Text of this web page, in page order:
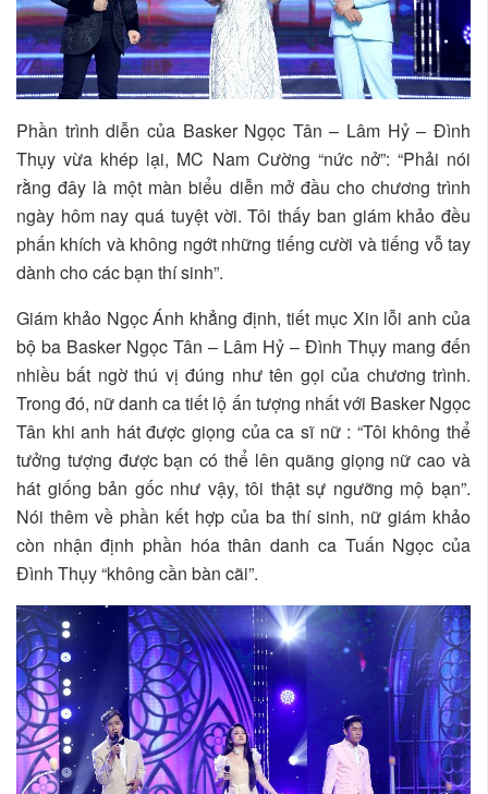
Phần trình diễn của Basker Ngọc Tân – Lâm Hỷ – Đình
Thụy vừa khép lại, MC Nam Cường “nức nở”: “Phải nói
rằng đây là một màn biểu diễn mở đầu cho chương trình
ngày hôm nay quá tuyệt vời. Tôi thấy ban giám khảo đều
phấn khích và không ngớt những tiếng cười và tiếng vỗ tay
dành cho các bạn thí sinh”.
Giám khảo Ngọc Ánh khẳng định, tiết mục Xin lỗi anh của
bộ ba Basker Ngọc Tân – Lâm Hỷ – Đình Thụy mang đến
nhiều bất ngờ thú vị đúng như tên gọi của chương trình.
Trong đó, nữ danh ca tiết lộ ấn tượng nhất với Basker Ngọc
Tân khi anh hát được giọng của ca sĩ nữ : “Tôi không thể
tưởng tượng được bạn có thể lên quãng giọng nữ cao và
hát giống bản gốc như vậy, tôi thật sự ngưỡng mộ bạn”.
Nói thêm về phần kết hợp của ba thí sinh, nữ giám khảo
còn nhận định phần hóa thân danh ca Tuấn Ngọc của
Đình Thụy “không cần bàn cãi”.